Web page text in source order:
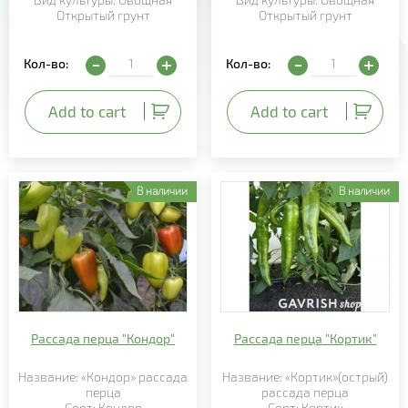
- Осока
- Остеоспермум
- Пеларгония
- Пилея
- Плектрантус
- Плющ
- Портулак
- Примула
- Ранункулюс
- Сальвия
Открытый грунт
Кол-во: Рассада перца "F1 Эривань" quantity
Add to cart
Открытый грунт
Кол-во: Рассада перца
Add to cart
В наличии
Рассада перца "Кондор"
Название: «Кондор» рассада
перца
В наличии
Рассада перца "Кортик"
Название: «Кортик»(острый)
рассада перца